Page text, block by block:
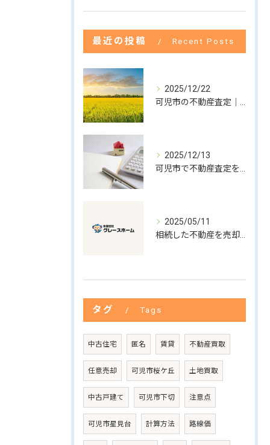
最近の投稿 Recent Posts
2025/12/22
2025/12/13
2025/05/11
タグ Tags
中古住宅 匿名 賃貸 不動産買取
任意売却 可児市桜ケ丘 土地買取
中古戸建て 可児市下切 注意点
可児市星見台 計算方法 路線価